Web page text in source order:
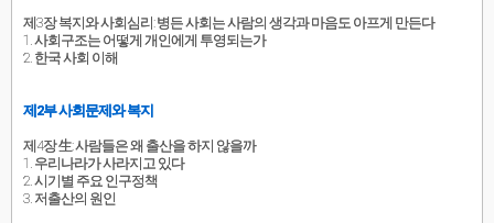
제3장 복지와 사회심리: 병든 사회는 사람의 생각과 마음도 아프게 만든다
1. 사회구조는 어떻게 개인에게 투영되는가
2. 한국 사회 이해
제2부 사회문제와 복지
제4장 生: 사람들은 왜 출산을 하지 않을까
1. 우리나라가 사라지고 있다
2. 시기별 주요 인구정책
3. 저출산의 원인